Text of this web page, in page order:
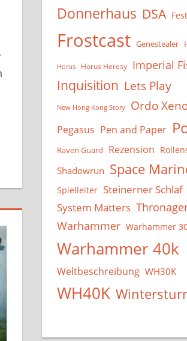
Donnerhaus DSA
Frostcast Genestealer
Horus Horus Heresy Imperial
Inquisition Lets Play
New Hong Kong Story Ordo
Pegasus Pen and Paper
Raven Guard Rezension
Shadowrun Space
Spielleiter Steinerner Schlaf
System Matters
Warhammer Warhammer
Warhammer 40k
Weltbeschreibung WH30K
WH40K